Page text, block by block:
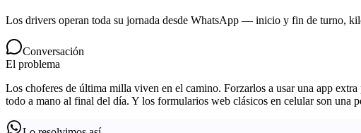
Los drivers operan toda su jornada desde WhatsApp — inicio y fin de turno,
Conversación
El problema
Los choferes de última milla viven en el camino. Forzarlos a usar una app
todo a mano al final del día. Y los formularios web clásicos en celular son una